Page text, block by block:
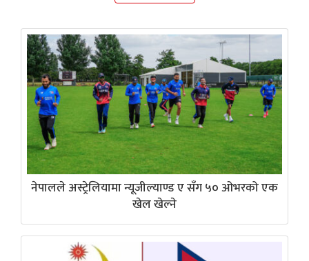
नेपालले अस्ट्रेलियामा न्यूजील्याण्ड ए सँग ५० ओभरको एक
खेल खेल्ने